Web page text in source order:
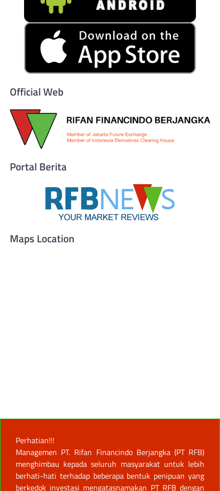
Official Web
Portal Berita
Maps Location
Perhatian!!!
Managemen PT. Rifan Financindo Berjangka (PT RFB)
menghimbau kepada seluruh masyarakat untuk lebih
berhati-hati terhadap beberapa bentuk penipuan yang
berkedok investasi mengatasnamakan PT RFB dengan